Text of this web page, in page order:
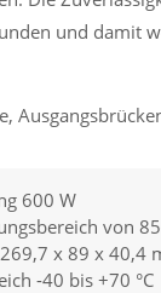
und damit
600 W
von
x 89 x 40,4
-40 bis +70 °C